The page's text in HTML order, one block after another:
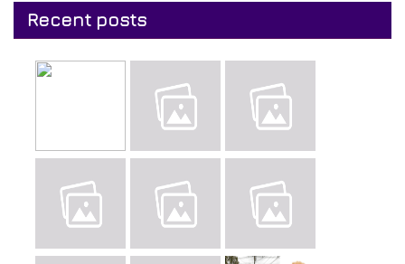
Recent posts